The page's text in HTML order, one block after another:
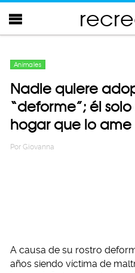
Animales
Nadie quiere
“deforme”; él
hogar que lo ame
Por Giovanna
A causa de su rostro
años siendo víctima de